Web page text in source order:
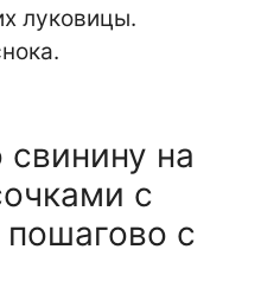
луковицы.
на
с
с